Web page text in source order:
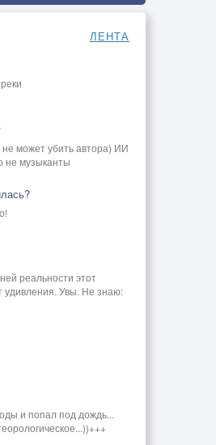
ЛЕНТА
может убить автора) ИИ
не музыканты
реальности этот
удивления. Увы. Не знаю:
и попал под дождь...